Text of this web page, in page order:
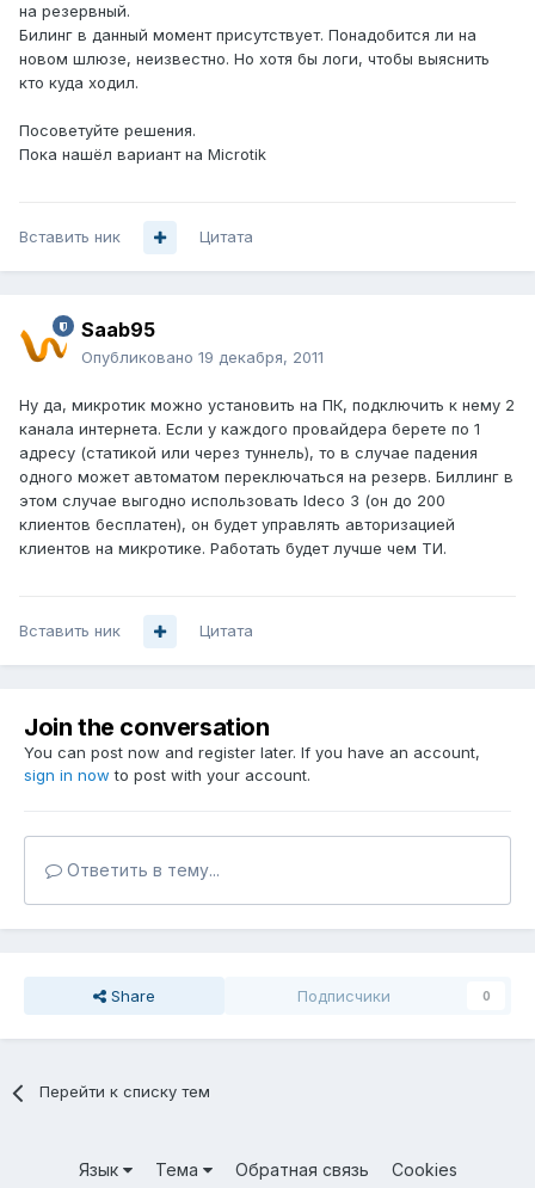
на резервный.
Билинг в данный момент присутствует. Понадобится ли на
новом шлюзе, неизвестно. Но хотя бы логи, чтобы выяснить
кто куда ходил.
Посоветуйте решения.
Пока нашёл вариант на Microtik
Вставить ник Цитата
Saab95
Опубликовано 19 декабря, 2011
Ну да, микротик можно установить на ПК, подключить к нему 2
канала интернета. Если у каждого провайдера берете по 1
адресу (статикой или через туннель), то в случае падения
одного может автоматом переключаться на резерв. Биллинг в
этом случае выгодно использовать Ideco 3 (он до 200
клиентов бесплатен), он будет управлять авторизацией
клиентов на микротике. Работать будет лучше чем ТИ.
Вставить ник Цитата
Join the conversation
You can post now and register later. If you have an account,
sign in now to post with your account.
Ответить в тему...
Share Подписчики 0
Перейти к списку тем
Язык Тема Обратная связь
Cookies